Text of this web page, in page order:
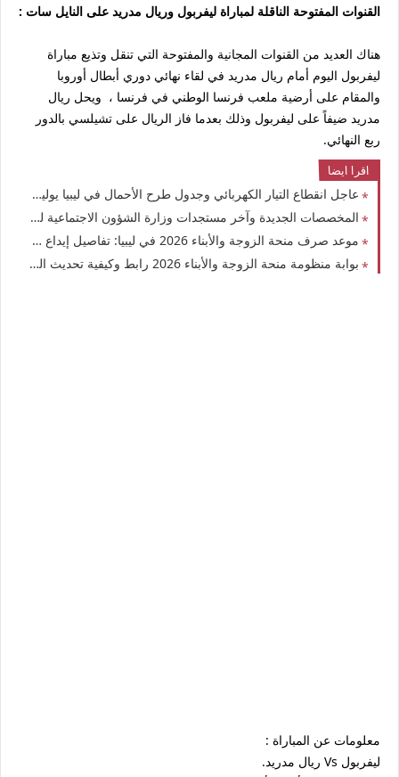
القنوات المفتوحة الناقلة لمباراة ليفربول وريال مدريد على النايل سات :
هناك العديد من القنوات المجانية والمفتوحة التي تنقل وتذيع مباراة
ليفربول اليوم أمام ريال مدريد في لقاء نهائي دوري أبطال أوروبا
والمقام على أرضية ملعب فرنسا الوطني في فرنسا ، ويحل ريال
مدريد ضيفاً على ليفربول وذلك بعدما فاز الريال على تشيلسي بالدور
ربع النهائي.
اقرا ايضا
عاجل انقطاع التيار الكهربائي وجدول طرح الأحمال في ليبيا يوليو 2026 اعرف مواعيد القطع وعودة التيار
المخصصات الجديدة وآخر مستجدات وزارة الشؤون الاجتماعية ليبيا 2026: تفاصيل المخصصات المالية وقوائم الأسماء الجديدة
موعد صرف منحة الزوجة والأبناء 2026 في ليبيا: تفاصيل إيداع مخصصات الربع الثاني وترقب الربع الثالث
بوابة منظومة منحة الزوجة والأبناء 2026 رابط وكيفية تحديث البيانات بالرقم الوطني وضمان استمرارية الصرف للمواليد الجدد
معلومات عن المباراة :
ليفربول Vs ريال مدريد.